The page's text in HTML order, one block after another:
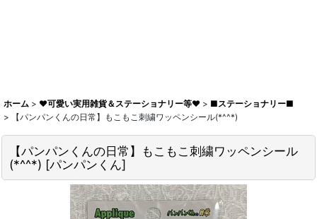
ホーム > ♥可愛い実用雑貨＆ステーショナリー等♥ > ■ステーショナリー■
>
【パンパンくんの日常】もこもこ刺繍ワッペンシール(*^^*)
【パンパンくんの日常】もこもこ刺繍ワッペンシール
(*^^*) [パンパンくん]